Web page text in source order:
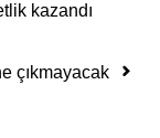
kazandı
çıkmayacak